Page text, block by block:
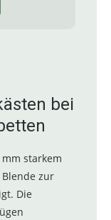
bei
starkem
zur
Die